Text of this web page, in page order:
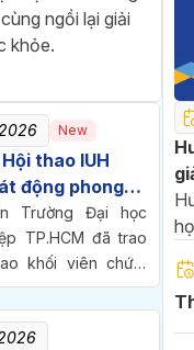
ngồi lại giải
khỏe.
New
thao IUH
động phong
chào mừng
lập trường
Trường Đại học
TP.HCM đã trao
khối viên chức,
động năm 2026,
động phong
chào mừng 70 năm